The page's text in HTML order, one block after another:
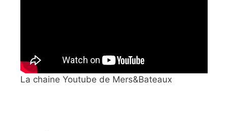
La chaine Youtube de Mers&Bateaux